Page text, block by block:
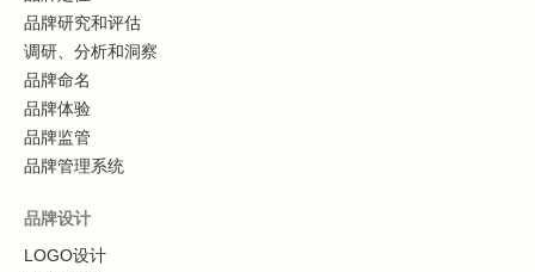
品牌研究和评估
调研、分析和洞察
品牌命名
品牌体验
品牌监管
品牌管理系统
品牌设计
LOGO设计